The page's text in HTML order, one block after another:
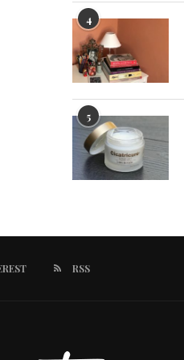
4
5
RSS